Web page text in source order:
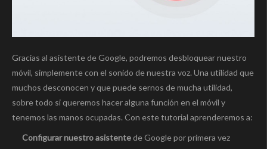
Gracias al asistente de Google, podremos desbloquear nuestro
móvil, simplemente con el sonido de nuestra voz. Una utilidad que
muchos desconocen y que puede sernos de mucha utilidad,
sobre todo si queremos hacer alguna función en el móvil y
tenemos las manos ocupadas. Con este tutorial aprenderemos a:
Configurar nuestro asistentede Google por primera vez